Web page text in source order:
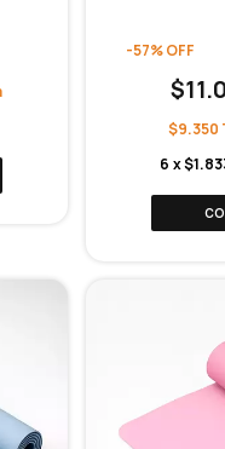
-57%OFF
$9.350
6 x